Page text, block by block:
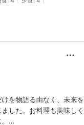
緒方洪庵がしばしば泊っ
食器で季節の素材を用い
ので料金は安くありませ
館も良いものだと感じま
を物語る由なく、未来を
した。お料理も美味しく